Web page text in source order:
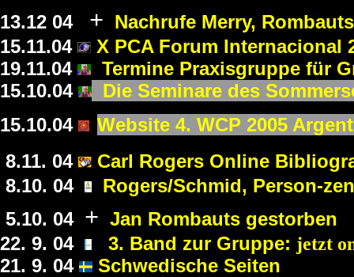
13.12 04 + Nachrufe Merry,
15.11.04
X PCA Forum Internacional
19.11.04
Termine Praxisgruppe für
15.10.04
Die Seminare des
15.10.04
Website 4. WCP 2005
8.11. 04
Carl Rogers Online
8.10. 04
Rogers/Schmid, Person-
5.10. 04 + Jan Rombauts gestorben
22. 9. 04 3. Band zur Gruppe: jetzt
21. 9. 04
Schwedische Seiten